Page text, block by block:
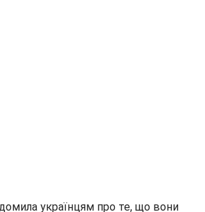
українцям про те, що вони